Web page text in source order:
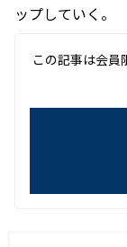
ップしていく。
この記事は会員